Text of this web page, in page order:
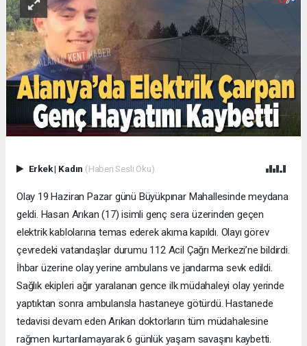
Erkek| Kadın (Haberi Sesli Oku)
Olay 19 Haziran Pazar günü Büyükpınar Mahallesinde meydana
geldi. Hasan Arıkan (17) isimli genç sera üzerinden geçen
elektrik kablolarına temas ederek akıma kapıldı. Olayı görev
çevredeki vatandaşlar durumu 112 Acil Çağrı Merkezi’ne bildirdi.
İhbar üzerine olay yerine ambulans ve jandarma sevk edildi.
Sağlık ekipleri ağır yaralanan gence ilk müdahaleyi olay yerinde
yaptıktan sonra ambulansla hastaneye götürdü. Hastanede
tedavisi devam eden Arıkan doktorların tüm müdahalesine
rağmen kurtarılamayarak 6 günlük yaşam savaşını kaybetti.